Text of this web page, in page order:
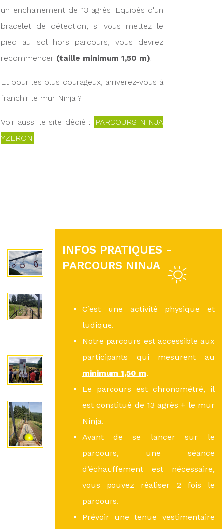
un enchainement de 13 agrès. Equipés d'un
bracelet de détection, si vous mettez le
pied au sol hors parcours, vous devrez
recommencer (taille minimum 1,50 m)
Et pour les plus courageux, arriverez-vous à
franchir le mur Ninja ?
Voir aussi le site dédié :
PARCOURS NINJA
YZERON
INFOS PRATIQUES -
PARCOURS NINJA
C’est une activité physique et
ludique.
Notre parcours est accessible aux
participants qui mesurent au
minimum 1,50 m.
Le parcours est chronométré, il
est constitué de 13 agrès + le mur
Ninja.
Avant de se lancer sur le
parcours, une séance
d’échauffement est nécessaire,
vous pouvez réaliser 2 fois le
parcours.
Prévoir une tenue vestimentaire